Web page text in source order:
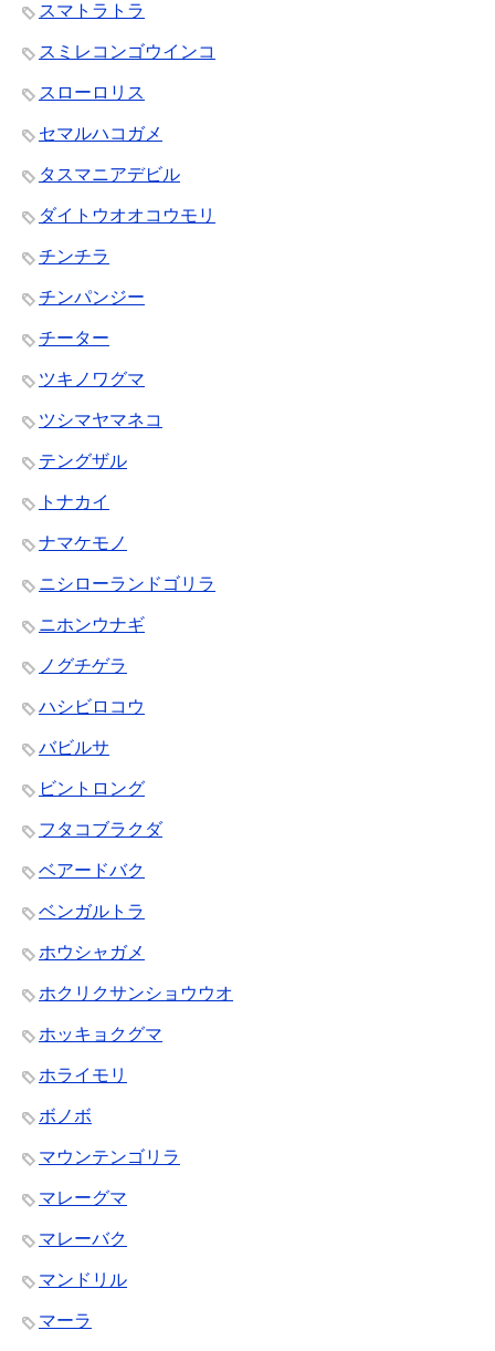
スマトラトラ
スミレコンゴウインコ
スローロリス
セマルハコガメ
タスマニアデビル
ダイトウオオコウモリ
チンチラ
チンパンジー
チーター
ツキノワグマ
ツシマヤマネコ
テングザル
トナカイ
ナマケモノ
ニシローランドゴリラ
ニホンウナギ
ノグチゲラ
ハシビロコウ
バビルサ
ビントロング
フタコブラクダ
ベアードバク
ベンガルトラ
ホウシャガメ
ホクリクサンショウウオ
ホッキョクグマ
ホライモリ
ボノボ
マウンテンゴリラ
マレーグマ
マレーバク
マンドリル
マーラ